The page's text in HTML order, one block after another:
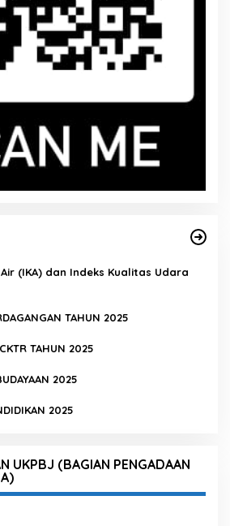
(IKA) dan Indeks Kualitas Udara
TAHUN 2025
TAHUN 2025
2025
2025
UKPBJ (BAGIAN PENGADAAN